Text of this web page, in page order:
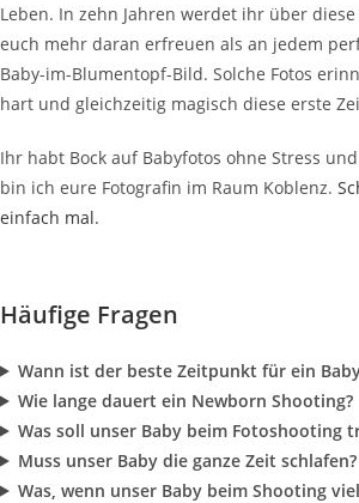
Leben. In zehn Jahren werdet ihr über
euch mehr daran erfreuen als an jedem
Baby-im-Blumentopf-Bild. Solche Fotos
hart und gleichzeitig magisch diese erste
Ihr habt Bock auf Babyfotos ohne Stress
bin ich eure Fotografin im Raum Koblenz.
einfach mal.
Häufige Fragen
Wann ist der beste Zeitpunkt für ein
Wie lange dauert ein Newborn Shooting?
Was soll unser Baby beim Fotoshooting
Muss unser Baby die ganze Zeit schlafen?
Was, wenn unser Baby beim Shooting